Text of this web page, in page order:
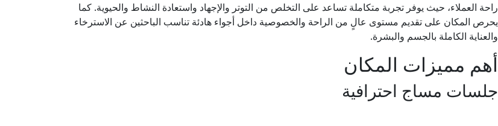
راحة العملاء، حيث يوفر تجربة متكاملة تساعد على التخلص من التوتر والإجهاد واستعادة النشاط والحيوية. كما
يحرص المكان على تقديم مستوى عالٍ من الراحة والخصوصية داخل أجواء هادئة تناسب الباحثين عن الاسترخاء
والعناية الكاملة بالجسم والبشرة.
أهم مميزات المكان
جلسات مساج احترافية